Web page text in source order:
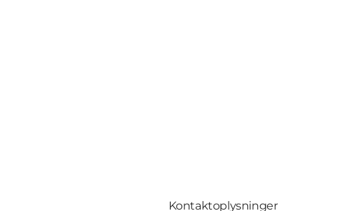
Kontaktoplysninger